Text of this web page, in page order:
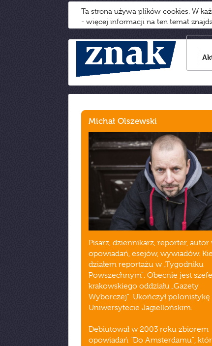
Ta strona używa plików cookies. W
- więcej informacji na ten temat
Michał Olszewski
Pisarz, dziennikarz, reporter,
opowiadań, esejów, wywiadów.
działem reportażu w „Tygodniku
Powszechnym". Obecnie jest
krakowskiego oddziału „Gazety
Wyborczej". Ukończył polonistykę
Uniwersytecie Jagiellońskim.
Debiutował w 2003 roku zbiorem
opowiadań "Do Amsterdamu",